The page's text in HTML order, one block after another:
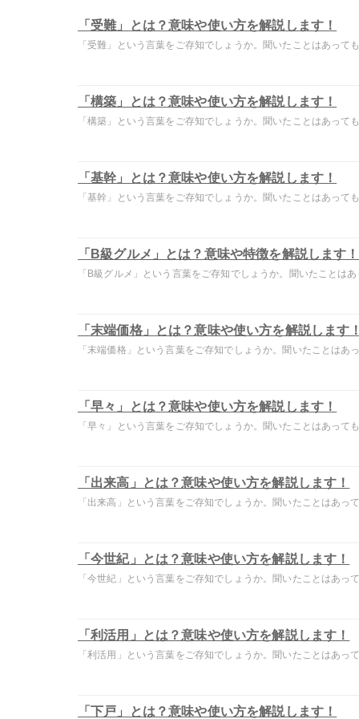
「受難」とは？意味や使い方を解説します！
「受難」という言葉をご存知でしょうか。聞いたことはあって
「構築」とは？意味や使い方を解説します！
「構築」という言葉をご存知でしょうか。聞いたことはあって
「基幹」とは？意味や使い方を解説します！
「基幹」という言葉をご存知でしょうか。聞いたことはあって
「B級グルメ」とは？意味や特徴を解説します！
「B級グルメ」という言葉をご存知でしょうか。聞いたことはあ
「末端価格」とは？意味や使い方を解説します！
「末端価格」という言葉をご存知でしょうか。聞いたことはあ
「早々」とは？意味や使い方を解説します！
「早々」という言葉をご存知でしょうか。聞いたことはあって
「出来高」とは？意味や使い方を解説します！
「出来高」という言葉をご存知でしょうか。聞いたことはあっ
「今世紀」とは？意味や使い方を解説します！
「今世紀」という言葉をご存知でしょうか。聞いたことはあっ
「利活用」とは？意味や使い方を解説します！
「利活用」という言葉をご存知でしょうか。聞いたことはあっ
「下戸」とは？意味や使い方を解説します！